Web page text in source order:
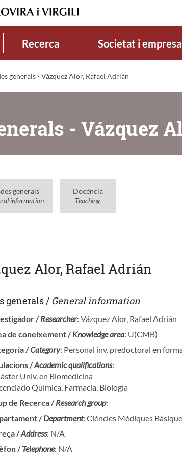
Recerca Societat i empresa
generals - Vázquez Alor, Rafael Adrián
- Vázquez
generals
information
Docència
Teaching
Alor, Rafael Adrián
generals / General information
/Researcher: Vázquez Alor, Rafael Adrián
de coneixement /Knowledge area: U(CMB)
/Category: Personal inv. predoctoral en
/Academic qualifications:
Univ. en Biomedicina
Química, Farmacia, Biología
de Recerca /Research group:
/Department: Ciències Mèdiques
/Address: N/A
/Telephone: N/A